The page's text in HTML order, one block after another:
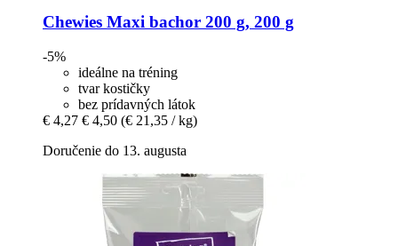
Chewies Maxi bachor 200 g, 200 g
-5%
ideálne na tréning
tvar kostičky
bez prídavných látok
€ 4,27 € 4,50 (€ 21,35 / kg)
Doručenie do 13. augusta